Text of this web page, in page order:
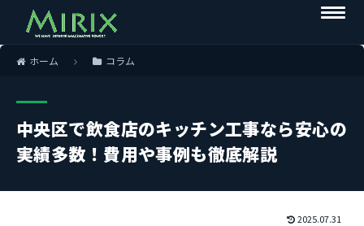
ホーム コラム
中央区で飲食店のキッチン工事なら安心の
実績多数！費用や事例も徹底解説
2025.07.31